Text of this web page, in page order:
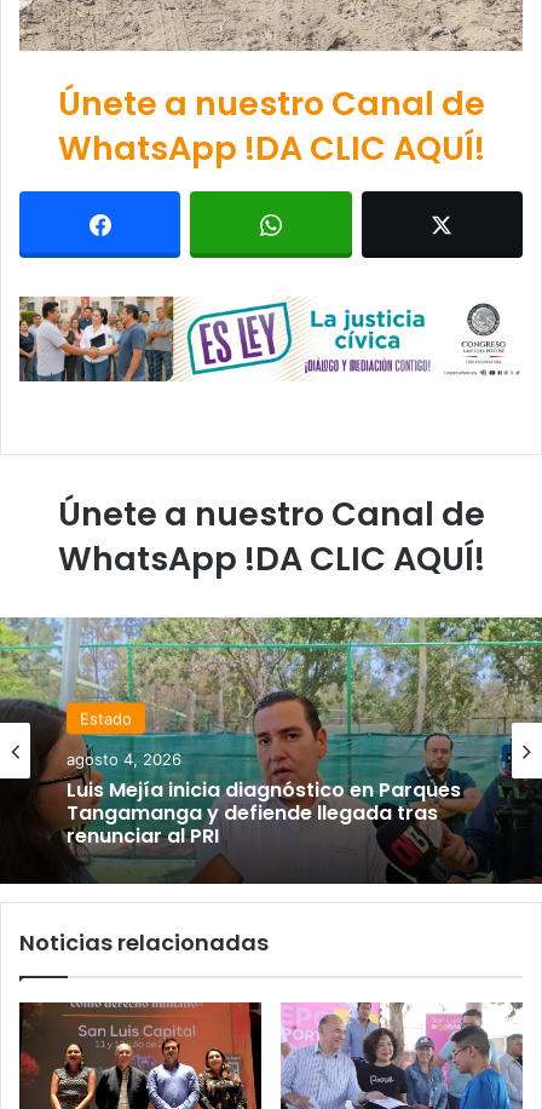
Únete a nuestro Canal de
WhatsApp !DA CLIC AQUÍ!
Únete a nuestro Canal de
WhatsApp !DA CLIC AQUÍ!
Estado
agosto 4, 2026
Luis Mejía inicia diagnóstico en Parques
Tangamanga y defiende llegada tras
renunciar al PRI
Noticias relacionadas